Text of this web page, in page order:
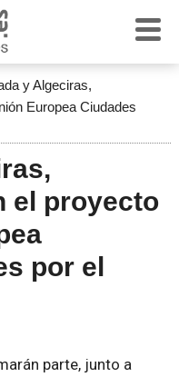
y Algeciras,
Europea Ciudades
el proyecto
por el
parte, junto a